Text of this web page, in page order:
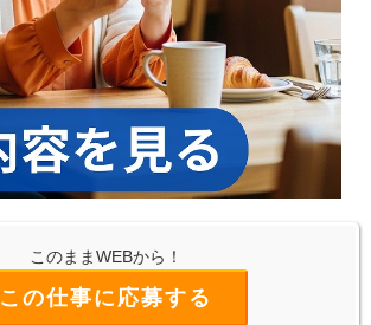
このままWEBから！
この仕事に応募する